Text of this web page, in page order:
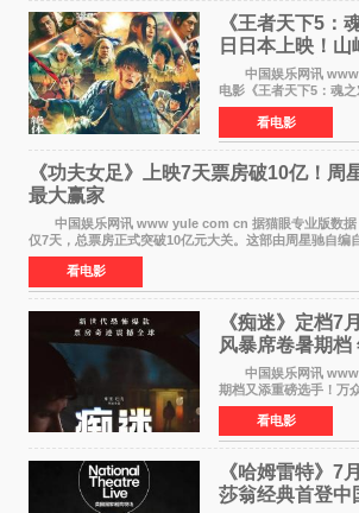
《王者天下5：
日日本上映！
最大“函谷关防
中国娱乐网讯 www yule
电影《王者天下5：魂
全国上映。这部由佐藤
的历史动作片，改编自
续讲述信和漂
看电影
《功夫女足》上映7天票房破10亿！周
最大赢家
中国娱乐网讯 www yule com cn 据猫眼专业版数据
仅7天，总票房正式突破10亿元大关。这部由周星驰自编
日公映以来便展现出惊人的市场统治力。
看电影
《痴迷》定档7
风暴席卷暑期档
中国娱乐网讯 www
期档又添重磅选手！万
迷》今日正式官宣定档
大院线。这部被业内专
影的作品，将为
看电影
《哈姆雷特》7
莎翁经典首登中